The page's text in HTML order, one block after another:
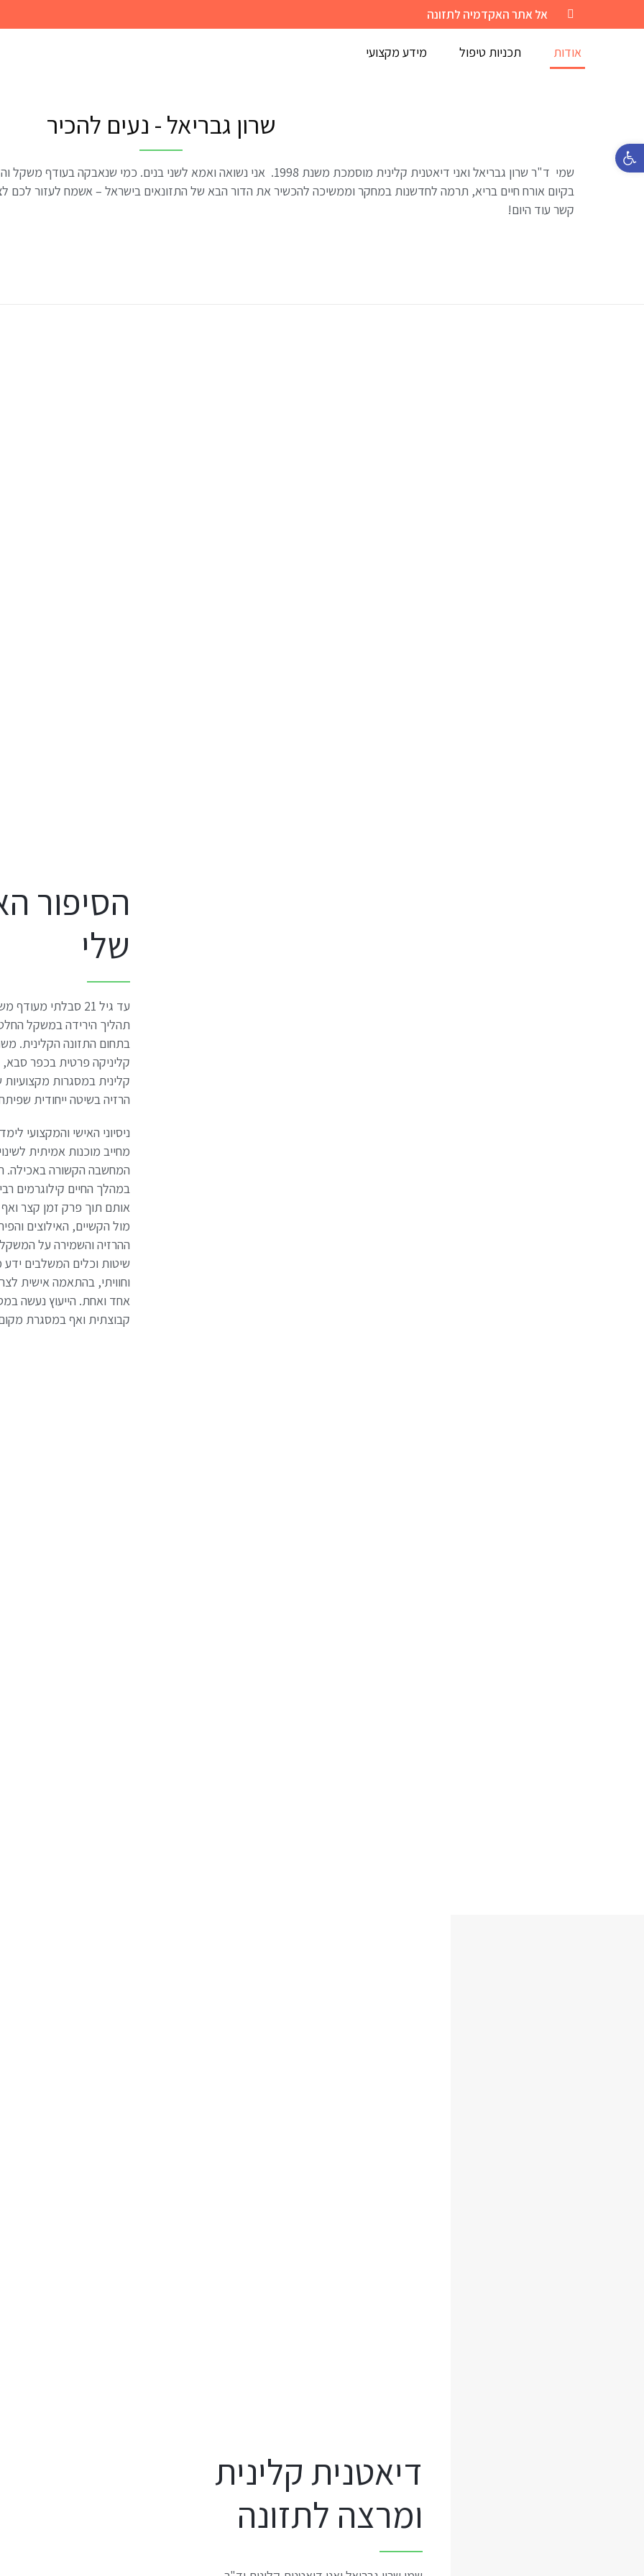
אל אתר האקדמיה לתזונה
אודות תכניות טיפול מידע מקצועי
שרון גבריאל - נעים להכיר
שמי ד"ר שרון גבריאל ואני דיאטנית קלינית מוסמכת משנת 1998. אני נשואה ואמא לשני
בקיום אורח חיים בריא, תרמה לחדשנות במחקר וממשיכה להכשיר את הדור הבא של התזונאים בישראל – אשמח לעזור לכם
קשר עוד היום!
הסיפור
שלי
עד גיל 21 סבלתי
תהליך הירידה במשקל
קליניקה פרטית בכפר
קלינית במסגרות
הרזיה בשיטה ייחודית
ניסיוני האישי והמקצועי
מחייב מוכנות אמיתית
המחשבה הקשורה באכילה.
במהלך החיים קילוגרמים
אותם תוך פרק זמן קצר
מול הקשיים, האילוצים
ההרזיה והשמירה על המשקל
שיטות וכלים המשלבים ידע
וחוויתי, בהתאמה אישית
אחד ואחת. הייעוץ נעשה
קבוצתית ואף במסגרת
דיאטנית קלינית
ומרצה לתזונה
פתח סרגל נגישות